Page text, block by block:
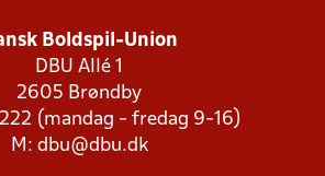
Boldspil-Union
DBU Allé 1
2605 Brøndby
(mandag - fredag 9-16)
M: dbu@dbu.dk